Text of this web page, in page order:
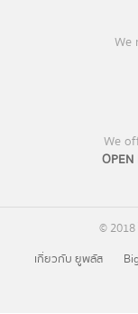
We
We
© 2018
เกี่ยวกับ ยูพลัส